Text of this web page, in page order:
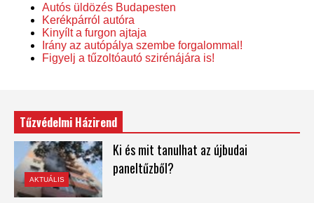
Autós üldözés Budapesten
Kerékpárról autóra
Kinyílt a furgon ajtaja
Irány az autópálya szembe forgalommal!
Figyelj a tűzoltóautó szirénájára is!
Tűzvédelmi Házirend
AKTUÁLIS
Ki és mit tanulhat az újbudai
paneltűzből?